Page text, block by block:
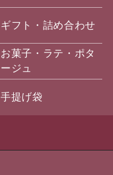
ギフト・詰め合わせ
お菓子・ラテ・ポタ
ージュ
手提げ袋